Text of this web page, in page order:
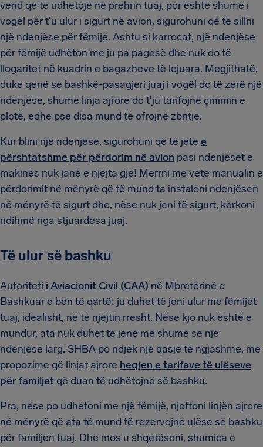
vend që të udhëtojë në prehrin tuaj, por është shumë i
vogël për t'u ulur i sigurt në avion, sigurohuni që të sillni
një ndenjëse për fëmijë. Ashtu si karrocat, një ndenjëse
për fëmijë udhëton me ju pa pagesë dhe nuk do të
llogaritet në kuadrin e bagazheve të lejuara. Megjithatë,
duke qenë se bashkë-pasagjeri juaj i vogël do të zërë një
ndenjëse, shumë linja ajrore do t'ju tarifojnë çmimin e
plotë, edhe pse disa mund të ofrojnë zbritje.
Kur blini një ndenjëse, sigurohuni që të jetë e
përshtatshme për përdorim në avion pasi ndenjëset e
makinës nuk janë e njëjta gjë! Merrni me vete manualin e
përdorimit në mënyrë që të mund ta instaloni ndenjësen
në mënyrë të sigurt dhe, nëse nuk jeni të sigurt, kërkoni
ndihmë nga stjuardesa juaj.
Të ulur së bashku
Autoriteti i Aviacionit Civil (CAA) në Mbretërinë e
Bashkuar e bën të qartë: ju duhet të jeni ulur me fëmijët
tuaj, idealisht, në të njëjtin rresht. Nëse kjo nuk është e
mundur, ata nuk duhet të jenë më shumë se një
ndenjëse larg. SHBA po ndjek një qasje të ngjashme, me
propozime që linjat ajrore heqjen e tarifave të ulëseve
për familjetqë duan të udhëtojnë së bashku.
Pra, nëse po udhëtoni me një fëmijë, njoftoni linjën ajrore
në mënyrë që ata të mund të rezervojnë ulëse së bashku
për familjen tuaj. Dhe mos u shqetësoni, shumica e